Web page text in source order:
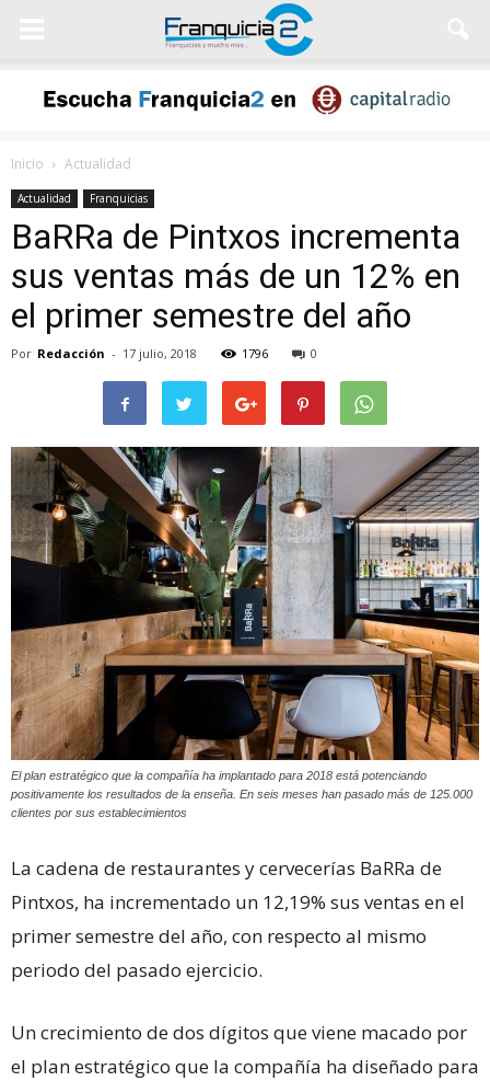
Inicio Actualidad
Actualidad Franquicias
BaRRa de Pintxos incrementa
sus ventas más de un 12% en
el primer semestre del año
Por Redacción - 17 julio, 2018 1796 0
El plan estratégico que la compañía ha implantado para 2018 está potenciando
positivamente los resultados de la enseña. En seis meses han pasado más de 125.000
clientes por sus establecimientos
La cadena de restaurantes y cervecerías BaRRa de
Pintxos, ha incrementado un 12,19% sus ventas en el
primer semestre del año, con respecto al mismo
periodo del pasado ejercicio.
Un crecimiento de dos dígitos que viene macado por
el plan estratégico que la compañía ha diseñado para